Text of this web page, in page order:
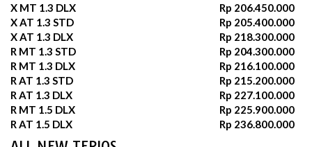
X MT 1.3 DLX
Rp 206.450.000
X AT 1.3 STD
Rp 205.400.000
X AT 1.3 DLX
Rp 218.300.000
R MT 1.3 STD
Rp 204.300.000
R MT 1.3 DLX
Rp 216.100.000
R AT 1.3 STD
Rp 215.200.000
R AT 1.3 DLX
Rp 227.100.000
R MT 1.5 DLX
Rp 225.900.000
R AT 1.5 DLX
Rp 236.800.000